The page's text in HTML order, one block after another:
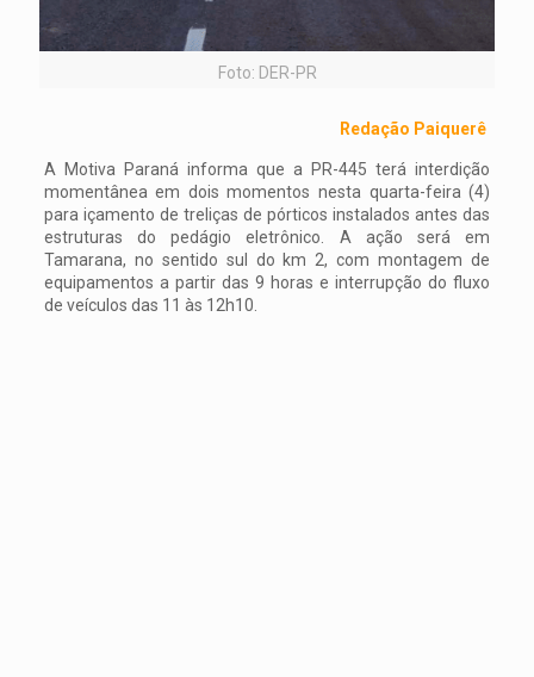
Foto: DER-PR
Redação Paiquerê
A Motiva Paraná informa que a PR-445 terá interdição
momentânea em dois momentos nesta quarta-feira (4)
para içamento de treliças de pórticos instalados antes das
estruturas do pedágio eletrônico. A ação será em
Tamarana, no sentido sul do km 2, com montagem de
equipamentos a partir das 9 horas e interrupção do fluxo
de veículos das 11 às 12h10.